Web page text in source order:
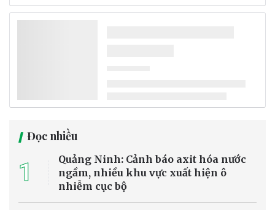
Đọc nhiều
1
Quảng Ninh: Cảnh báo axit hóa nước
ngầm, nhiều khu vực xuất hiện ô
nhiễm cục bộ